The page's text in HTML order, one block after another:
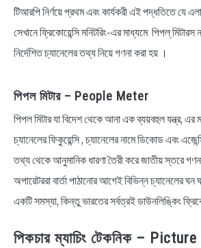
টিআরপি নির্ণয়ে প্রথম এবং কার্যকরী এই পদ্ধতিতে যে
সেখানে ফ্রিকোয়েন্সি মনিটরিং-এর মাধ্যমে পিপল্‌ মিটারস
নির্দেশিত চ্যানেলের তথ্য নিয়ে গণনা করা হয় ।
পিপল মিটার – People Meter
পিপল মিটার যা বিদেশ থেকে আনা এক ব্যয়বহুল যন্ত্র, এর
চ্যানেলের ফিকুয়েন্সি , চ্যানেলের নামে ডিকোড এবং
তথ্য থেকে আনুমানিক ধারণা তৈরী করে জাতীয় স্তরে
অপারেটররা বার্তা পাঠানোর আগেই বিভিন্ন চ্যানেলের
একটি সমস্যা, কিন্তু ভারতের সর্বত্রই ডাউনলিঙ্কিং
পিকচার ম্যাচিং টেকনিক –